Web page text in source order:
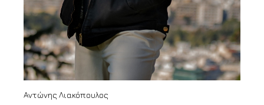
Αντώνης Λιακόπουλος